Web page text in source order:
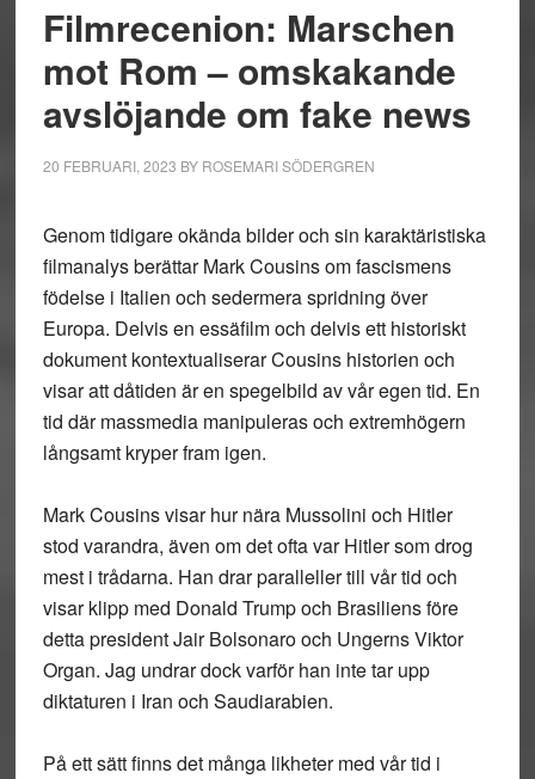
Filmrecenion: Marschen
mot Rom – omskakande
avslöjande om fake news
20 FEBRUARI, 2023 BY ROSEMARI SÖDERGREN
Genom tidigare okända bilder och sin karaktäristiska
filmanalys berättar Mark Cousins om fascismens
födelse i Italien och sedermera spridning över
Europa. Delvis en essäfilm och delvis ett historiskt
dokument kontextualiserar Cousins historien och
visar att dåtiden är en spegelbild av vår egen tid. En
tid där massmedia manipuleras och extremhögern
långsamt kryper fram igen.
Mark Cousins visar hur nära Mussolini och Hitler
stod varandra, även om det ofta var Hitler som drog
mest i trådarna. Han drar paralleller till vår tid och
visar klipp med Donald Trump och Brasiliens före
detta president Jair Bolsonaro och Ungerns Viktor
Organ. Jag undrar dock varför han inte tar upp
diktaturen i Iran och Saudiarabien.
På ett sätt finns det många likheter med vår tid i